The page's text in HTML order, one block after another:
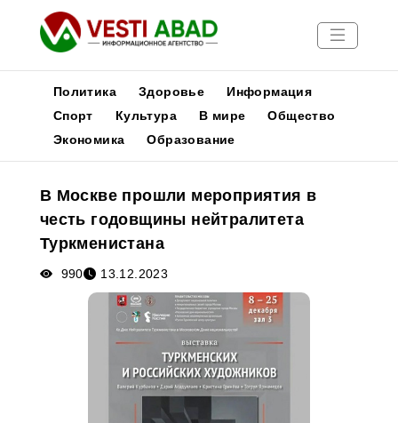
Новости
Медиа
Афиша
Политика Здоровье
Информация
Спорт
Культура В мире
Общество
Экономика
Образование
В Москве прошли мероприятия в
честь годовщины нейтралитета
Туркменистана
990 13.12.2023